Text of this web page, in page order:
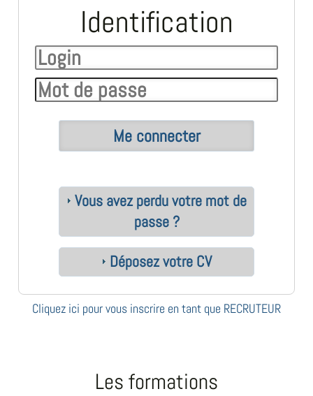
Identification
Vous avez perdu votre mot de
passe ?
Déposez votre CV
Cliquez ici pour vous inscrire en tant que RECRUTEUR
Les formations